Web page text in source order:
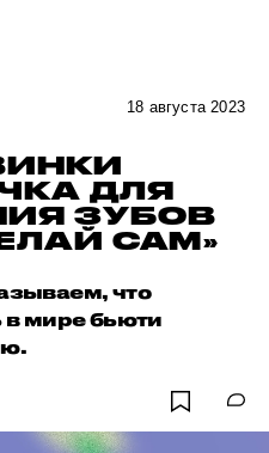
18 августа 2023
ДЛЯ
ЗУБОВ
САМ»
что
в мире бьюти